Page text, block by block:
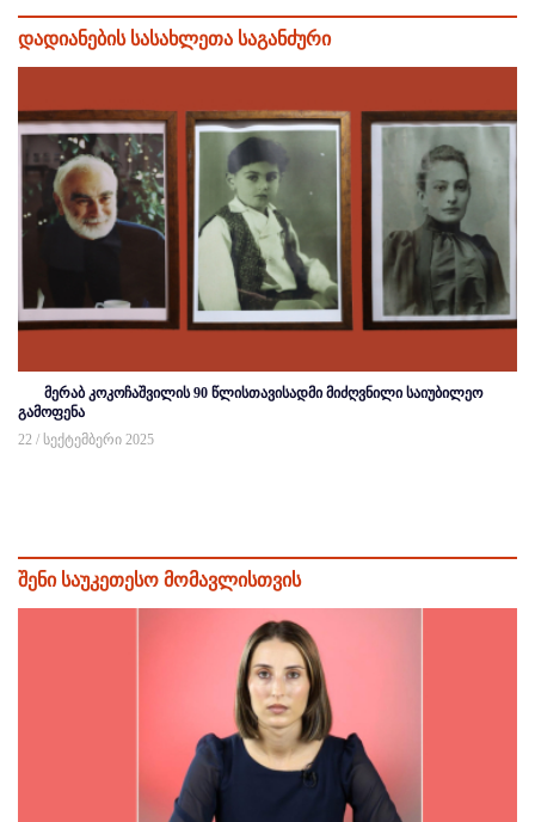
დადიანების სასახლეთა საგანძური
მერაბ კოკოჩაშვილის 90 წლისთავისადმი მიძღვნილი საიუბილეო
გამოფენა
22 / სექტემბერი 2025
შენი საუკეთესო მომავლისთვის